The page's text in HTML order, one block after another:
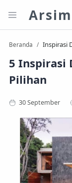
Beranda Inspirasi
5 Inspirasi
Pilihan